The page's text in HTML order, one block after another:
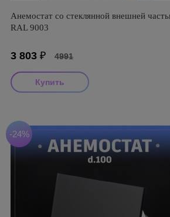
Анемостат со стеклянной внешней
RAL 9003
3 803 ₽ 4991
-24%